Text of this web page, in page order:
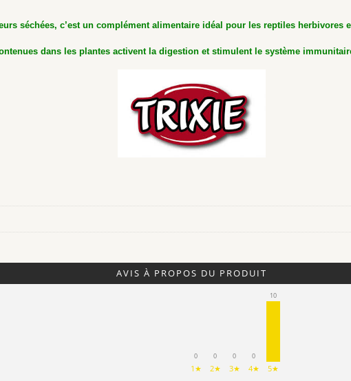
séchées, c’est un complément alimentaire idéal pour les reptiles herbivores
dans les plantes activent la digestion et stimulent le système
AVIS À PROPOS DU PRODUIT
0
1★
0
2★
0
3★
0
4★
10
5★